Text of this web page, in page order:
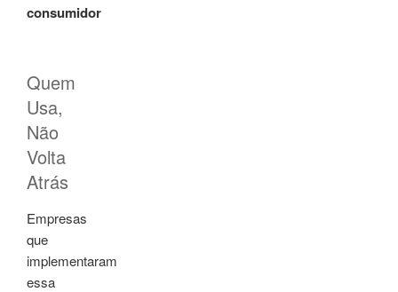
consumidor
Quem
Usa,
Não
Volta
Atrás
Empresas
que
implementaram
essa